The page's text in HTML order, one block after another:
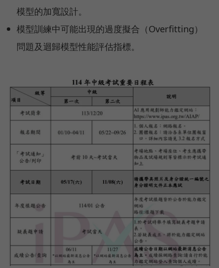
模型的加寬設計。
模型訓練中可能出現的過度擬合（Overfitting）
問題及迴歸模型性能評估指標。